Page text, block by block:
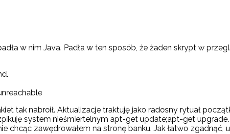
w nim Java. Padła w ten sposób, że żaden skrypt w
tak nabroił. Aktualizacje traktuję jako radosny rytuał
system nieśmiertelnym apt-get update;apt-get upgrade.
chcąc zawędrowałem na stronę banku. Jak łatwo zgadnąć,